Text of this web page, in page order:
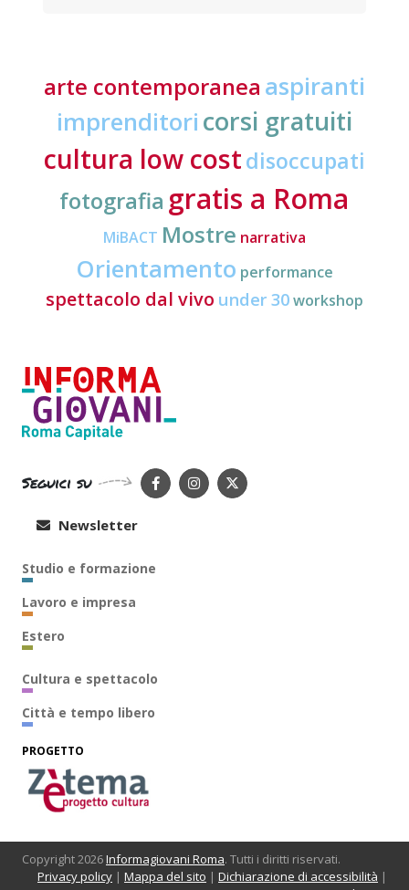
arte contemporanea aspiranti
imprenditori corsi gratuiti
cultura low costdisoccupati
fotografia gratis a Roma
MiBACT Mostre narrativa
Orientamento performance
spettacolo dal vivo under 30workshop
Seguici su
Newsletter
Studio e formazione
Lavoro e impresa
Estero
Cultura e spettacolo
Città e tempo libero
PROGETTO
Copyright 2026Informagiovani Roma. Tutti i diritti riservati.
Privacy policy |Mappa del sito |Dichiarazione di accessibilità |